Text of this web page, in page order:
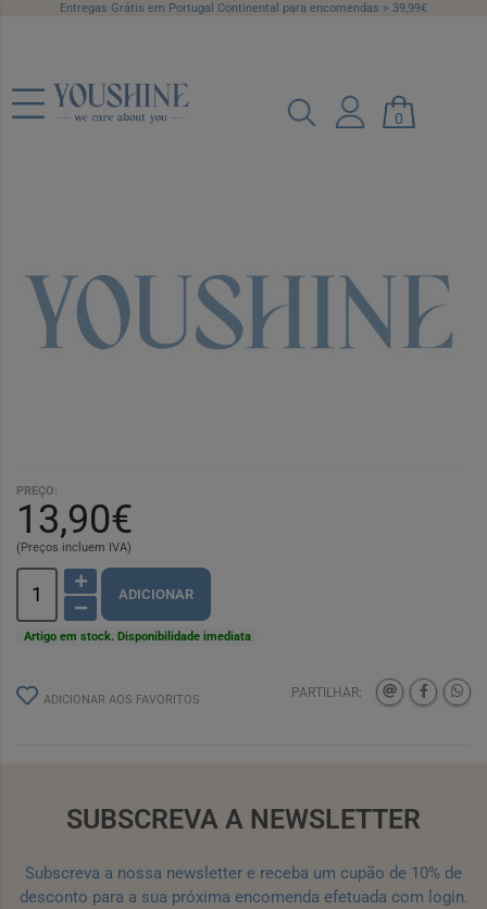
Entregas Grátis em Portugal Continental para encomendas > 39,99€
0
Cetaphil Locao Hidratante 237Ml
PREÇO:
13,90€
(Preços incluem IVA)
ADICIONAR
Artigo em stock. Disponibilidade imediata
ADICIONAR AOS FAVORITOS PARTILHAR:
SUBSCREVA A NEWSLETTER
Subscreva a nossa newsletter e receba um cupão de 10% de
desconto para a sua próxima encomenda efetuada com login.